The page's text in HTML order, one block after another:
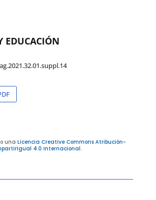
EDUCACIÓN
una Licencia Creative Commons Atribución-
4.0 Internacional.